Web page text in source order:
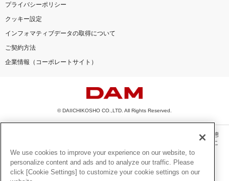
プライバシーポリシー
クッキー設定
インフォマティブデータの取得について
ご契約方法
企業情報（コーポレートサイト）
© DAIICHIKOSHO CO.,LTD. All Rights Reserved.
このサイトに掲載されている一切の文章・画像・写真・動画・音声等を、手段や形態
を問わず、著作権法の定める範囲を超えて無断で複製、転載、ファイル化などするこ
とを禁じます。
楽曲及びコンテンツは、機種によりご利用いただけない場合があります。
楽曲及びコンテンツの配信日、配信内容が変更になる場合があります。
We use cookies to improve your experience on our website, to
personalize content and ads and to analyze our traffic. Please
click [Cookie Settings] to customize your cookie settings on our